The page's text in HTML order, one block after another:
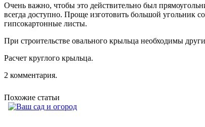
Очень важно, чтобы это действительно был
всегда доступно. Проще изготовить большой угольник
гипсокартонные листы.
При строительстве овального крыльца необходимы
Расчет круглого крыльца.
2 комментария.
Похожие статьи